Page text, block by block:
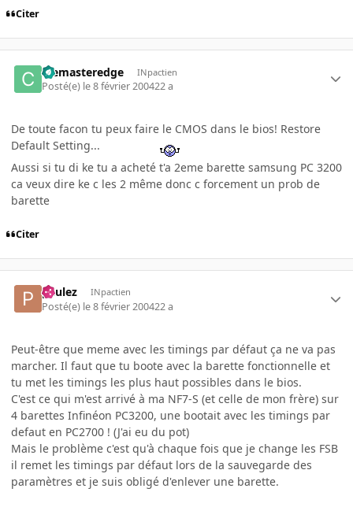
Citer
Clemasteredge INpactien
Posté(e) le 8 février 200422 a
De toute facon tu peux faire le CMOS dans le bios! Restore
Default Setting...
Aussi si tu di ke tu a acheté t'a 2eme barette samsung PC 3200
ca veux dire ke c les 2 même donc c forcement un prob de
barette
Citer
paulez INpactien
Posté(e) le 8 février 200422 a
Peut-être que meme avec les timings par défaut ça ne va pas
marcher. Il faut que tu boote avec la barette fonctionnelle et
tu met les timings les plus haut possibles dans le bios.
C'est ce qui m'est arrivé à ma NF7-S (et celle de mon frère) sur
4 barettes Infinéon PC3200, une bootait avec les timings par
defaut en PC2700 ! (J'ai eu du pot)
Mais le problème c'est qu'à chaque fois que je change les FSB
il remet les timings par défaut lors de la sauvegarde des
paramètres et je suis obligé d'enlever une barette.